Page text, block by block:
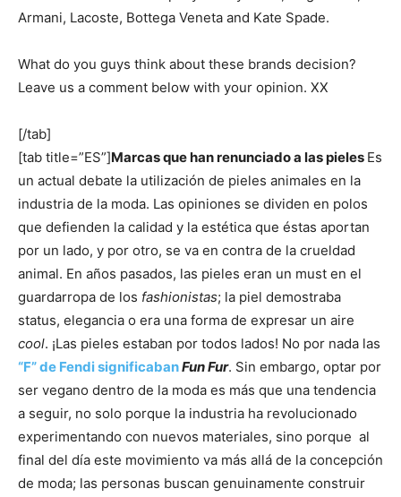
Armani, Lacoste, Bottega Veneta and Kate Spade.
What do you guys think about these brands decision?
Leave us a comment below with your opinion. XX
[/tab]
[tab title=”ES”]Marcas que han renunciado a las pieles Es
un actual debate la utilización de pieles animales en la
industria de la moda. Las opiniones se dividen en polos
que defienden la calidad y la estética que éstas aportan
por un lado, y por otro, se va en contra de la crueldad
animal. En años pasados, las pieles eran un must en el
guardarropa de los fashionistas; la piel demostraba
status, elegancia o era una forma de expresar un aire
cool. ¡Las pieles estaban por todos lados! No por nada las
“F” de Fendi significabanFun Fur. Sin embargo, optar por
ser vegano dentro de la moda es más que una tendencia
a seguir, no solo porque la industria ha revolucionado
experimentando con nuevos materiales, sino porque al
final del día este movimiento va más allá de la concepción
de moda; las personas buscan genuinamente construir